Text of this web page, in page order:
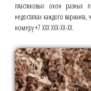
пластиковых окон разных
недостатках каждого
номеру +7 ХХХ ХХХ-ХХ-ХХ.